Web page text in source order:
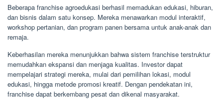
Beberapa franchise agroedukasi berhasil memadukan edukasi, hiburan,
dan bisnis dalam satu konsep. Mereka menawarkan modul interaktif,
workshop pertanian, dan program panen bersama untuk anak-anak dan
remaja.
Keberhasilan mereka menunjukkan bahwa sistem franchise terstruktur
memudahkan ekspansi dan menjaga kualitas. Investor dapat
mempelajari strategi mereka, mulai dari pemilihan lokasi, modul
edukasi, hingga metode promosi kreatif. Dengan pendekatan ini,
franchise dapat berkembang pesat dan dikenal masyarakat.